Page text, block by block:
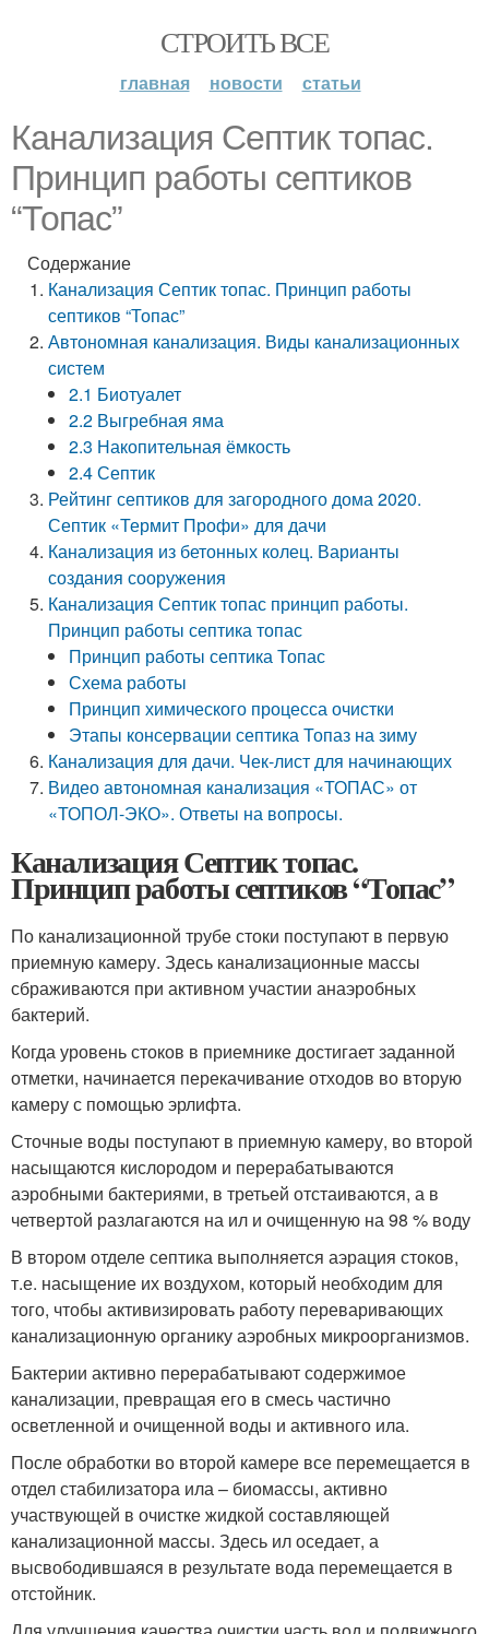
СТРОИТЬ ВСЕ
главная новости статьи
Канализация Септик топас.
Принцип работы септиков
“Топас”
Содержание
Канализация Септик топас. Принцип работы
септиков “Топас”
Автономная канализация. Виды канализационных
систем
2.1 Биотуалет
2.2 Выгребная яма
2.3 Накопительная ёмкость
2.4 Септик
Рейтинг септиков для загородного дома 2020.
Септик «Термит Профи» для дачи
Канализация из бетонных колец. Варианты
создания сооружения
Канализация Септик топас принцип работы.
Принцип работы септика топас
Принцип работы септика Топас
Схема работы
Принцип химического процесса очистки
Этапы консервации септика Топаз на зиму
Канализация для дачи. Чек-лист для начинающих
Видео автономная канализация «ТОПАС» от
«ТОПОЛ-ЭКО». Ответы на вопросы.
Канализация Септик топас.
Принцип работы септиков “Топас”
По канализационной трубе стоки поступают в первую
приемную камеру. Здесь канализационные массы
сбраживаются при активном участии анаэробных
бактерий.
Когда уровень стоков в приемнике достигает заданной
отметки, начинается перекачивание отходов во вторую
камеру с помощью эрлифта.
Сточные воды поступают в приемную камеру, во второй
насыщаются кислородом и перерабатываются
аэробными бактериями, в третьей отстаиваются, а в
четвертой разлагаются на ил и очищенную на 98 % воду
В втором отделе септика выполняется аэрация стоков,
т.е. насыщение их воздухом, который необходим для
того, чтобы активизировать работу переваривающих
канализационную органику аэробных микроорганизмов.
Бактерии активно перерабатывают содержимое
канализации, превращая его в смесь частично
осветленной и очищенной воды и активного ила.
После обработки во второй камере все перемещается в
отдел стабилизатора ила – биомассы, активно
участвующей в очистке жидкой составляющей
канализационной массы. Здесь ил оседает, а
высвободившаяся в результате вода перемещается в
отстойник.